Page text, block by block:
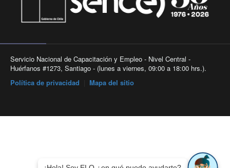
Servicio Nacional de Capacitación y Empleo - Nivel Central -
Huérfanos #1273, Santiago - (lunes a viernes, 09:00 a 18:00 hrs.).
Política de privacidad
Mapa del sitio